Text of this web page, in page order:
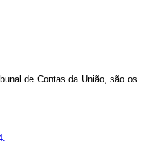
de Contas da União, são os